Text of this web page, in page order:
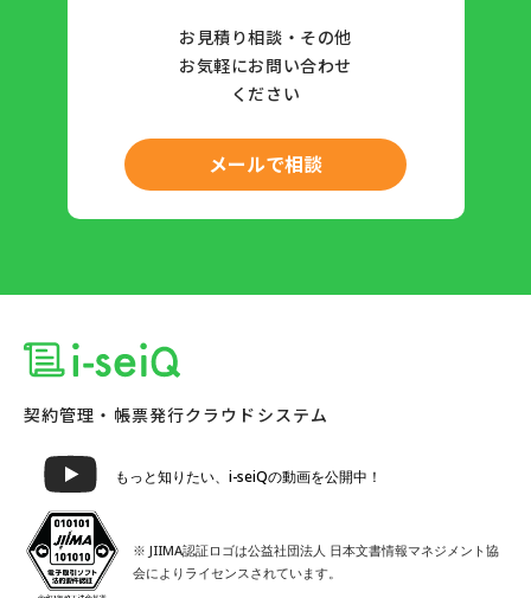
お見積り相談・その他
お気軽にお問い合わせ
ください
メールで相談
契約管理・帳票発行クラウドシステム
もっと知りたい、i-seiQの動画を公開中！
※ JIIMA認証ロゴは公益社団法人 日本文書情報マネジメント協
会によりライセンスされています。